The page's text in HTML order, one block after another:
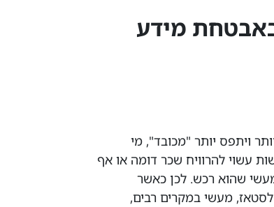
מידע
ויתפס יותר "מכובד", מי
עשוי להרוויח שכר דומה או אף
שהוא רכש. לכן כאשר
מעשי במקרים רבים,